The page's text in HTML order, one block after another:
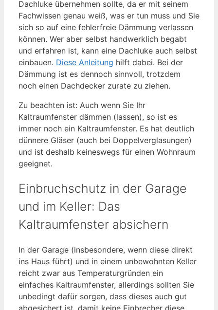
Dachluke übernehmen sollte, da er mit seinem
Fachwissen genau weiß, was er tun muss und Sie
sich so auf eine fehlerfreie Dämmung verlassen
können. Wer aber selbst handwerklich begabt
und erfahren ist, kann eine Dachluke auch selbst
einbauen. Diese Anleitung hilft dabei. Bei der
Dämmung ist es dennoch sinnvoll, trotzdem
noch einen Dachdecker zurate zu ziehen.
Zu beachten ist: Auch wenn Sie Ihr
Kaltraumfenster dämmen (lassen), so ist es
immer noch ein Kaltraumfenster. Es hat deutlich
dünnere Gläser (auch bei Doppelverglasungen)
und ist deshalb keineswegs für einen Wohnraum
geeignet.
Einbruchschutz in der Garage
und im Keller: Das
Kaltraumfenster absichern
In der Garage (insbesondere, wenn diese direkt
ins Haus führt) und in einem unbewohnten Keller
reicht zwar aus Temperaturgründen ein
einfaches Kaltraumfenster, allerdings sollten Sie
unbedingt dafür sorgen, dass dieses auch gut
abgesichert ist, damit keine Einbrecher diese